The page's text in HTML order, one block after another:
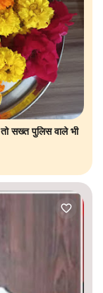
सख्त पुलिस वाले भी